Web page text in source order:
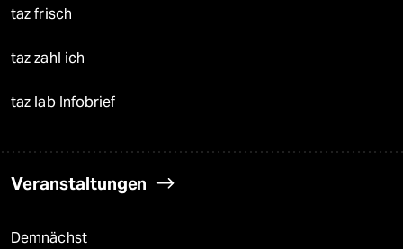
taz frisch
taz zahl ich
taz lab Infobrief
Veranstaltungen
Demnächst